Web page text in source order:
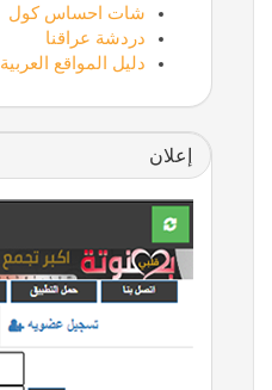
شات احساس كول
دردشة عراقنا
دليل المواقع العربية
إعلان